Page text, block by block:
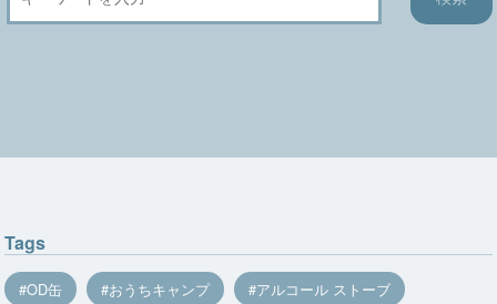
Tags
OD缶 おうちキャンプ アルコール ストーブ